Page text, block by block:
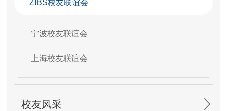
ZIBS校友联谊会
宁波校友联谊会
上海校友联谊会
校友风采